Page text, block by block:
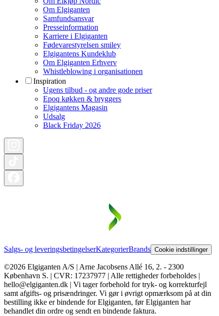
Om Elgiganten
Samfundsansvar
Presseinformation
Karriere i Elgiganten
Fødevarestyrelsen smiley
Elgigantens Kundeklub
Om Elgiganten Erhverv
Whistleblowing i organisationen
Inspiration
Ugens tilbud - og andre gode priser
Epoq køkken & bryggers
Elgigantens Magasin
Udsalg
Black Friday 2026
Salgs- og leveringsbetingelserKategorierBrands Cookie indstillinger
©2026 Elgiganten A/S | Arne Jacobsens Allé 16, 2. - 2300
København S. | CVR: 17237977 | Alle rettigheder forbeholdes |
hello@elgiganten.dk | Vi tager forbehold for tryk- og korrekturfejl
samt afgifts- og prisændringer. Vi gør i øvrigt opmærksom på at din
bestilling ikke er bindende for Elgiganten, før Elgiganten har
behandlet din ordre og sendt en bindende faktura.